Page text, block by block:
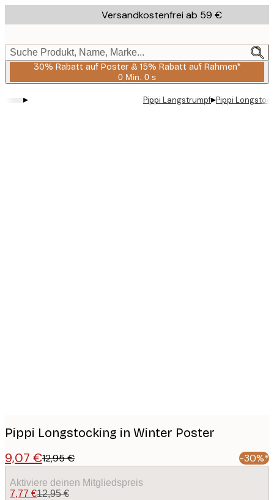
to
content.
Versandkostenfrei ab 59 €
Suche Produkt, Name, Marke...
30% Rabatt auf Poster & 15% Rabatt auf Rahmen*
0 Min. 0 s
Gültig
2026-
▸ Pippi Langstrumpf▸Pippi
Pippi Longstocking in Winter Poster
9,07 €12,95 € -30%*
Aktiviere deinen Mitgliedspreis
7,77 €12,95 €